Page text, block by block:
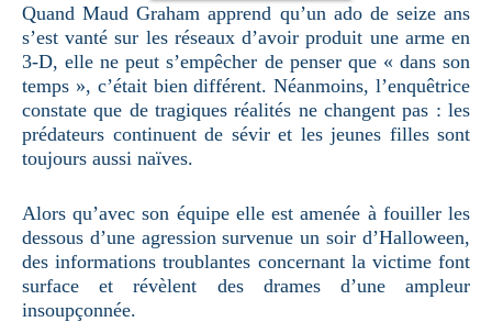
Quand Maud Graham apprend qu’un ado de seize ans
s’est vanté sur les réseaux d’avoir produit une arme en
3-D, elle ne peut s’empêcher de penser que « dans son
temps », c’était bien différent. Néanmoins, l’enquêtrice
constate que de tragiques réalités ne changent pas : les
prédateurs continuent de sévir et les jeunes filles sont
toujours aussi naïves.
Alors qu’avec son équipe elle est amenée à fouiller les
dessous d’une agression survenue un soir d’Halloween,
des informations troublantes concernant la victime font
surface et révèlent des drames d’une ampleur
insoupçonnée.